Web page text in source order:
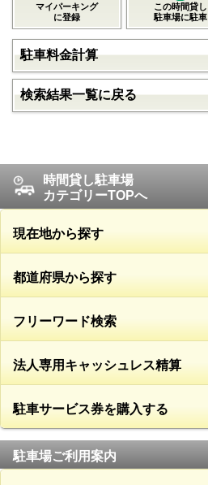
マイパーキング
に登録
この時間貸し
駐車場に駐車
駐車料金計算
検索結果一覧に戻る
時間貸し駐車場
カテゴリーTOPへ
現在地から探す
都道府県から探す
フリーワード検索
法人専用キャッシュレス精算
駐車サービス券を購入する
駐車場ご利用案内